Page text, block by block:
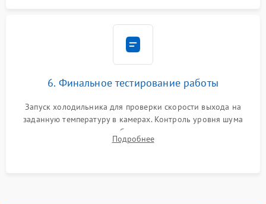
6. Финальное тестирование работы
Запуск холодильника для проверки скорости выхода на
заданную температуру в камерах. Контроль уровня шума
компрессора, отсутствия обмерзания стенок и корректного
срабатывания системы автоматической оттайки.
Подробнее